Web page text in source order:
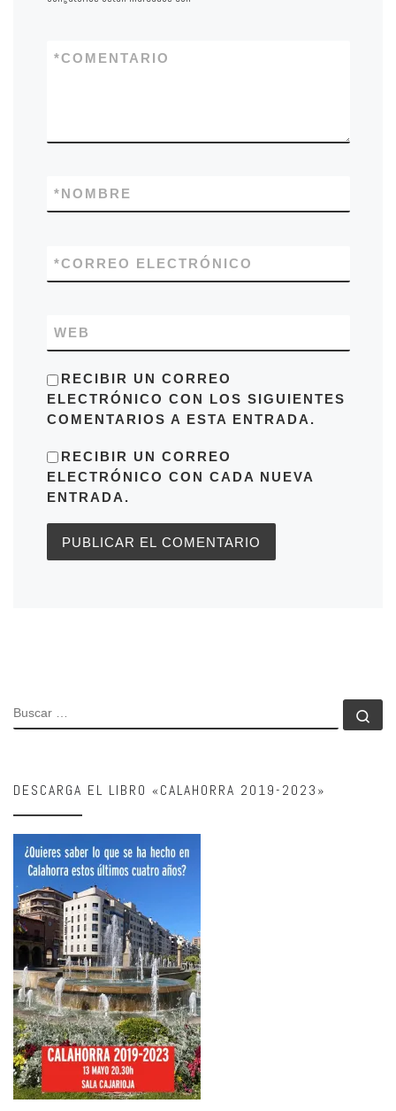
COMENTARIO
*
NOMBRE
*
CORREO ELECTRÓNICO
*
WEB
RECIBIR UN CORREO
ELECTRÓNICO CON LOS SIGUIENTES
COMENTARIOS A ESTA ENTRADA.
RECIBIR UN CORREO
ELECTRÓNICO CON CADA NUEVA
ENTRADA.
BUSCAR
DESCARGA EL LIBRO «CALAHORRA 2019-2023»